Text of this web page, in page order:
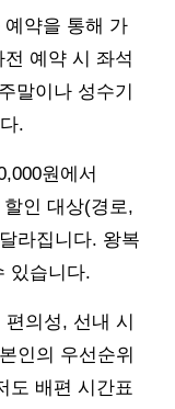
약을 통해 가
예약 시 좌석
말이나 성수기
.
원에서
인 대상(경로,
라집니다. 왕복
있습니다.
의성, 선내 시
인의 우선순위
도 배편 시간표